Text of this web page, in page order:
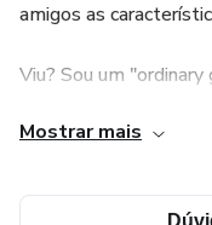
amigos as
Viu? Sou um
tudo um pouco, a cada
Mostrar mais